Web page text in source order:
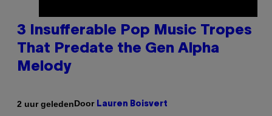
3 Insufferable Pop Music Tropes
That Predate the Gen Alpha
Melody
2 uur geledenDoor Lauren Boisvert